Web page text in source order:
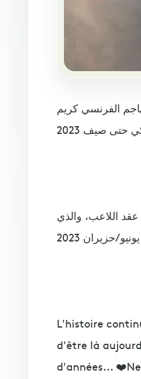
الفرنسي كريم
اللاعب، والذي
L'histoire
d'être là
d'années...